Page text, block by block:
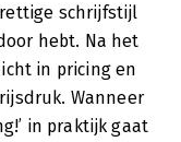
schrijfstijl
hebt. Na het
in pricing en
Wanneer
in praktijk gaat